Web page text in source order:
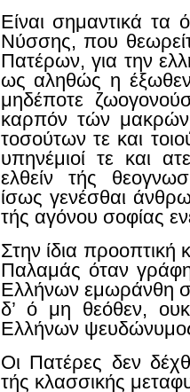
Είναι σημαντικά τα
Νύσσης, που
Πατέρων, για την
ως αληθώς η έξωθεν
μηδέποτε
καρπόν τών
τοσούτων τε και
υπηνέμιοί τε και
ελθείν τής
ίσως γενέσθαι
τής αγόνου σοφίας
Στην ίδια προοπτική
Παλαμάς όταν
Ελλήνων εμωράνθη
δ’ ό μη θεόθεν,
Ελλήνων
Οι Πατέρες δεν
τής κλασσικής